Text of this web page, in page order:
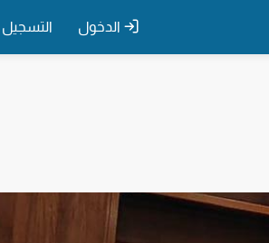
الدخول التسجيل